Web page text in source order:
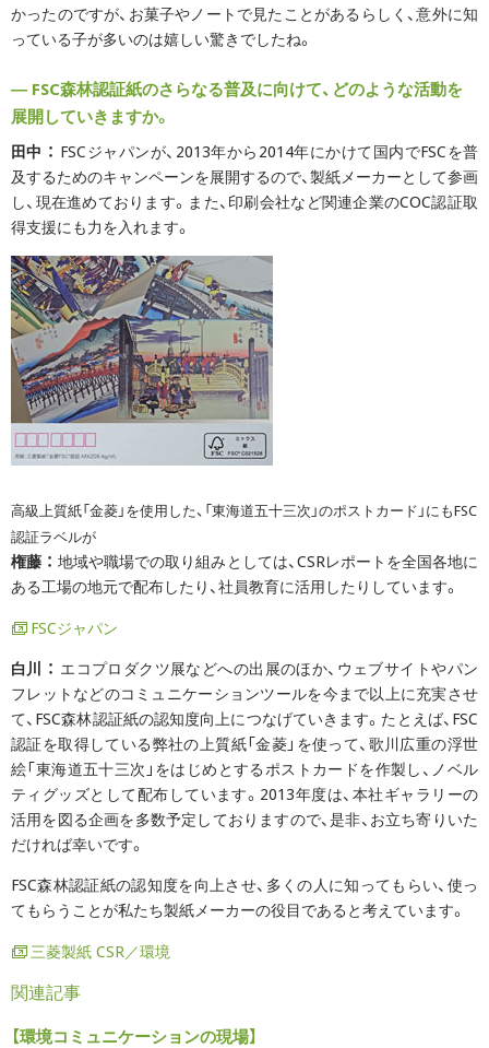
かったのですが、お菓子やノートで見たことがあるらしく、意外に知
っている子が多いのは嬉しい驚きでしたね。
― FSC森林認証紙のさらなる普及に向けて、どのような活動を
展開していきますか。
田中 ： FSCジャパンが、2013年から2014年にかけて国内でFSCを普
及するためのキャンペーンを展開するので、製紙メーカーとして参画
し、現在進めております。また、印刷会社など関連企業のCOC認証取
得支援にも力を入れます。
高級上質紙「金菱」を使用した、「東海道五十三次」のポストカード」にもFSC
認証ラベルが
権藤 ： 地域や職場での取り組みとしては、CSRレポートを全国各地に
ある工場の地元で配布したり、社員教育に活用したりしています。
FSCジャパン
白川 ： エコプロダクツ展などへの出展のほか、ウェブサイトやパン
フレットなどのコミュニケーションツールを今まで以上に充実させ
て、FSC森林認証紙の認知度向上につなげていきます。たとえば、FSC
認証を取得している弊社の上質紙「金菱」を使って、歌川広重の浮世
絵「東海道五十三次」をはじめとするポストカードを作製し、ノベル
ティグッズとして配布しています。2013年度は、本社ギャラリーの
活用を図る企画を多数予定しておりますので、是非、お立ち寄りいた
だければ幸いです。
FSC森林認証紙の認知度を向上させ、多くの人に知ってもらい、使っ
てもらうことが私たち製紙メーカーの役目であると考えています。
三菱製紙 CSR／環境
関連記事
【環境コミュニケーションの現場】